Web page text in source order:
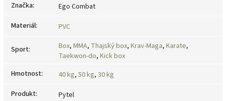
Značka:
Ego Combat
Materiál: PVC
Sport: Box, MMA, Thajský box, Krav-Maga, Karate,
Taekwon-do, Kick box
Hmotnost: 40 kg, 50 kg, 30 kg
Produkt:
Pytel